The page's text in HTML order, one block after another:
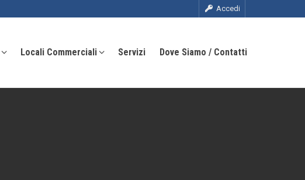
Accedi
Locali Commerciali Servizi Dove Siamo / Contatti